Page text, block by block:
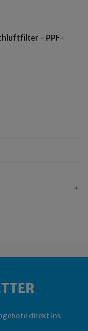
- PPF-
direkt ins